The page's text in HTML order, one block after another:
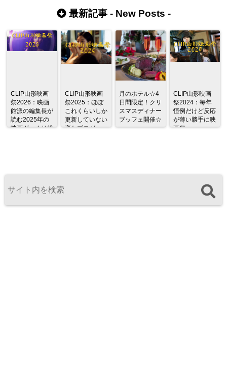
最新記事 - New Posts -
CLIP山形映画
祭2026：映画
館派の編集長が
読む2025年の
映画ざっくり総
CLIP山形映画
祭2025：ほぼ
これくらいしか
更新していない
変なブログ
月のホテル☆4
日間限定！クリ
スマスディナー
ブッフェ開催☆
CLIP山形映画
祭2024：毎年
恒例だけど反応
が薄い勝手に映
画祭